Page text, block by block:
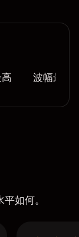
波幅最大
如何。